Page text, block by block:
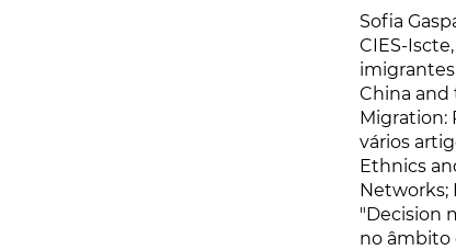
Sofia
CIES-
imigrantes
China and
Migration:
vários
Ethnics
Networks;
"Decision
no âmbito